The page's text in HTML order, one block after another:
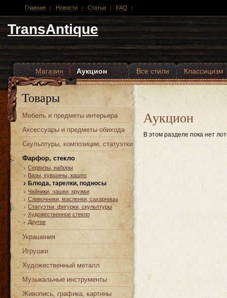
Главная Новости Статьи FAQ
TransAntique
Магазин | Аукцион Все стили
Классицизм
Другие стили
Товары
Мебель и предметы интерьера
Аксессуары и предметы обихода
Скульптуры, композиции, статуэтки
Фарфор, стекло
Сервизы, наборы
Вазы, кувшины, кашпо
Блюда, тарелки, подносы
Чайники, чашки, кружки
Сливочники, масленки, сахарницы
Статуэтки, фигурки, скульптуры
Художественное стекло
Другое
Украшения
Игрушки
Художественный металл
Музыкальные инструменты
Живопись, графика, картины
Аукцион
В этом разделе пока нет